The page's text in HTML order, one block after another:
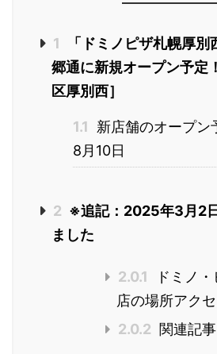
1
「ドミノピザ札幌厚
郷通に新規オープン予定
区厚別西］
1.1
新店舗のオープ
8月10日
2 ※追記：2025年3月2
ました
2.0.1
ドミノ
店の場所アク
2.0.2
関連記事